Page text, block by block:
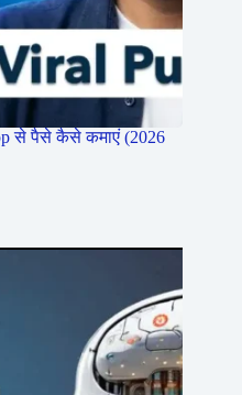
से पैसे कैसे कमाएं (2026